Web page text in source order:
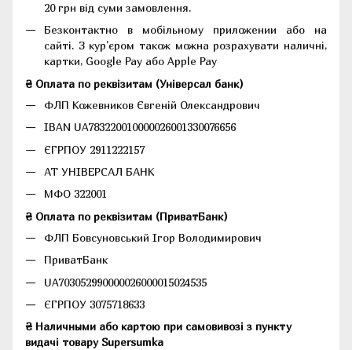
20 грн від суми замовлення.
Безконтактно в мобільному приложении або на
сайті. З кур'єром також можна розрахувати наличні,
картки, Google Pay або Apple Pay
₴ Оплата по реквізитам (Універсал банк)
ФЛП Кожевников Євгеній Олександрович
IBAN UA783220010000026001330076656
ЄГРПОУ 2911222157
АТ УНІВЕРСАЛ БАНК
МФО 322001
₴ Оплата по реквізитам (ПриватБанк)
ФЛП Бовсуновський Ігор Володимирович
ПриватБанк
UA703052990000026000015024535
ЄГРПОУ 3075718633
₴ Наличными або картою при самовивозі з пункту
видачі товару Supersumka